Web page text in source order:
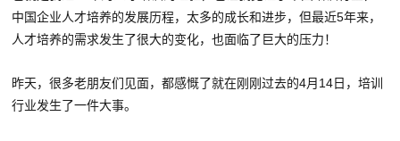
中国企业人才培养的发展历程，太多的成长和进步，但最近5年来，
人才培养的需求发生了很大的变化，也面临了巨大的压力！
昨天，很多老朋友们见面，都感慨了就在刚刚过去的4月14日，培训
行业发生了一件大事。